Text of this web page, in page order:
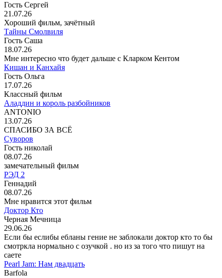
Гость Сергей
21.07.26
Хороший фильм, зачётный
Тайны Смолвиля
Гость Саша
18.07.26
Мне интересно что будет дальше с Кларком Кентом
Кишан и Канхайя
Гость Ольга
17.07.26
Классный фильм
Аладдин и король разбойников
ANTONIO
13.07.26
СПАСИБО ЗА ВСЁ
Суворов
Гость николай
08.07.26
замечательный фильм
РЭД 2
Геннадий
08.07.26
Мне нравится этот фильм
Доктор Кто
Черная Мечница
29.06.26
Если бы еслибы ебланы гение не заблокали доктор кто то бы
смотркла нормально с озучкой . но из за того что пишут на
саете
Pearl Jam: Нам двадцать
Barfola